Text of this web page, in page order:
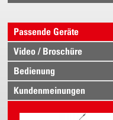
Passende Geräte
Video / Broschüre
Bedienung
Kundenmeinungen